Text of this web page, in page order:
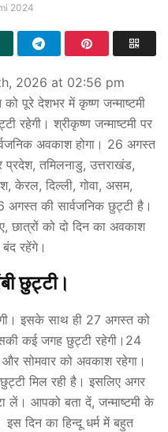
2024
2026 at 02:56 pm
पूरे देशभर में कृष्ण जन्माष्टमी
रहेगी। श्रीकृष्ण जन्माष्टमी पर
अवकाश होगा। 26 अगस्त
तमिलनाडु, उत्तराखंड,
केरल, दिल्ली, गोवा, असम,
अगस्त की सार्वजनिक छुट्टी है।
छात्रों को दो दिन का अवकाश
रहेंगे।
छुट्टी।
इसके साथ ही 27 अगस्‍त को
कई जगह छुट्टी रहेगी।24
सोमवार को अवकाश रहेगा।
मिल रही है। इसलिए अगर
लें। आपको बता दें, जन्माष्टमी के
दिन का हिन्दू धर्म में बहुत